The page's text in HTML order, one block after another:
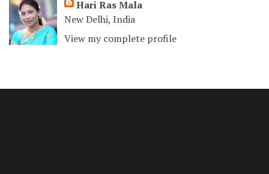
Hari Ras Mala
New Delhi, India
View my complete profile